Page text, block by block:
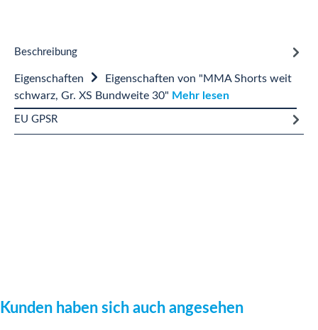
Beschreibung
Eigenschaften
Eigenschaften von "MMA Shorts weit
schwarz, Gr. XS Bundweite 30" Mehr lesen
EU GPSR
Produktgalerie überspringen
Kunden haben sich auch angesehen